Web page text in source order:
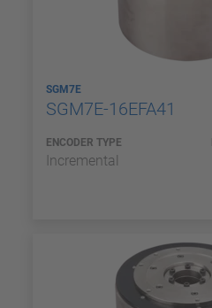
SGM7E
SGM7E-16EFA41
ENCODER TYPE
Incremental